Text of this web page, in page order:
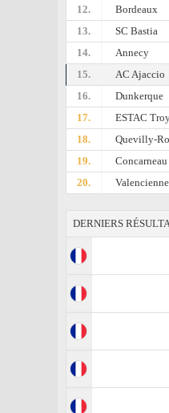
12.
Bordeaux
13.
SC Bastia
14.
Annecy
15.
AC Ajaccio
16.
Dunkerque
17.
ESTAC
18.
Quevilly-
19.
Concarneau
20.
DERNIERS